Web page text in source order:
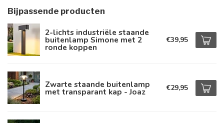
Bijpassende producten
2-lichts industriële staande
buitenlamp Simone met 2
ronde koppen
€39,95
Zwarte staande buitenlamp
met transparant kap - Joaz €29,95